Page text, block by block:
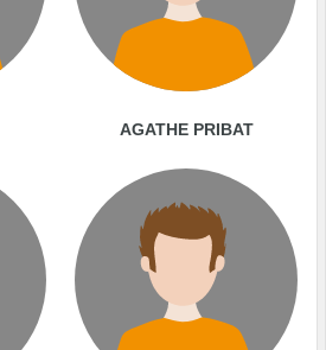
AGATHE PRIBAT